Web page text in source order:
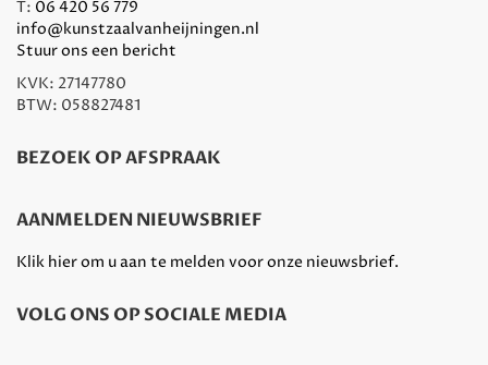
T: 06 420 56 779
info@kunstzaalvanheijningen.nl
Stuur ons een bericht
KVK: 27147780
BTW: 058827481
BEZOEK OP AFSPRAAK
AANMELDEN NIEUWSBRIEF
Klik hier om u aan te melden voor onze nieuwsbrief.
VOLG ONS OP SOCIALE MEDIA